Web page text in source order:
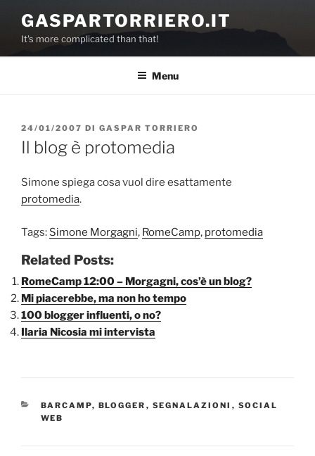
contenuto
GASPARTORRIERO.IT
It's more complicated than that!
Menu
PUBBLICATO
IL
24/01/2007 DI GASPAR TORRIERO
Il blog è protomedia
Simone spiega cosa vuol dire esattamente
protomedia.
Tags: Simone Morgagni, RomeCamp, protomedia
Related Posts:
RomeCamp 12:00 – Morgagni, cos’è un blog?
Mi piacerebbe, ma non ho tempo
100 blogger influenti, o no?
Ilaria Nicosia mi intervista
CATEGORIE
BARCAMP, BLOGGER , SEGNALAZIONI , SOCIAL
WEB